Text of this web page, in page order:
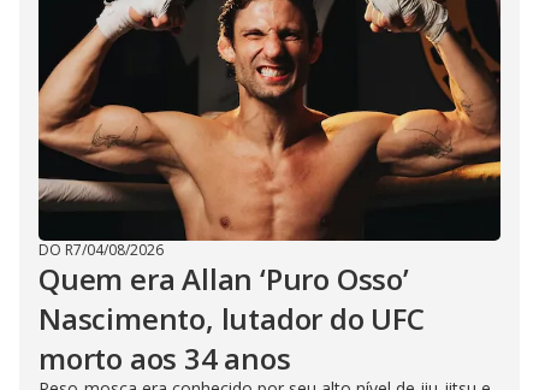
DO R7/04/08/2026
Quem era Allan ‘Puro Osso’
Nascimento, lutador do UFC
morto aos 34 anos